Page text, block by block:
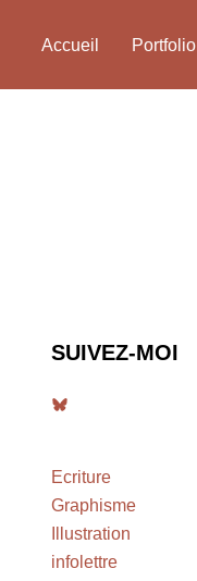
Accueil Portfolio
SUIVEZ-MOI
Bluesky
Ecriture
Graphisme
Illustration
infolettre